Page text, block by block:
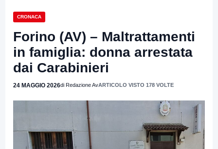
CRONACA
Forino (AV) – Maltrattamenti
in famiglia: donna arrestata
dai Carabinieri
24 MAGGIO 2026di Redazione AvARTICOLO VISTO 178 VOLTE